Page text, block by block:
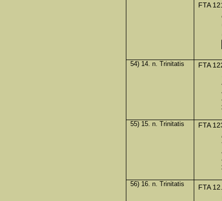
FTA
54) 14. n. Trinitatis
FTA
55) 15. n. Trinitatis
FTA
56) 16. n. Trinitatis
FTA 12.